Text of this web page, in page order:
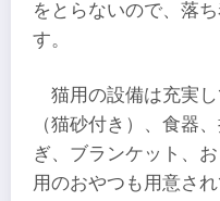
をとらないので、落
す。
猫用の設備は充実
（猫砂付き）、食器
ぎ、ブランケット、
用のおやつも用意さ